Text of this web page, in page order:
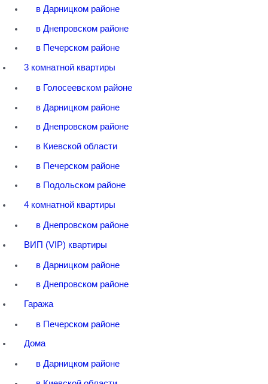
в Дарницком районе
в Днепровском районе
в Печерском районе
3 комнатной квартиры
в Голосеевском районе
в Дарницком районе
в Днепровском районе
в Киевской области
в Печерском районе
в Подольском районе
4 комнатной квартиры
в Днепровском районе
ВИП (VIP) квартиры
в Дарницком районе
в Днепровском районе
Гаража
в Печерском районе
Дома
в Дарницком районе